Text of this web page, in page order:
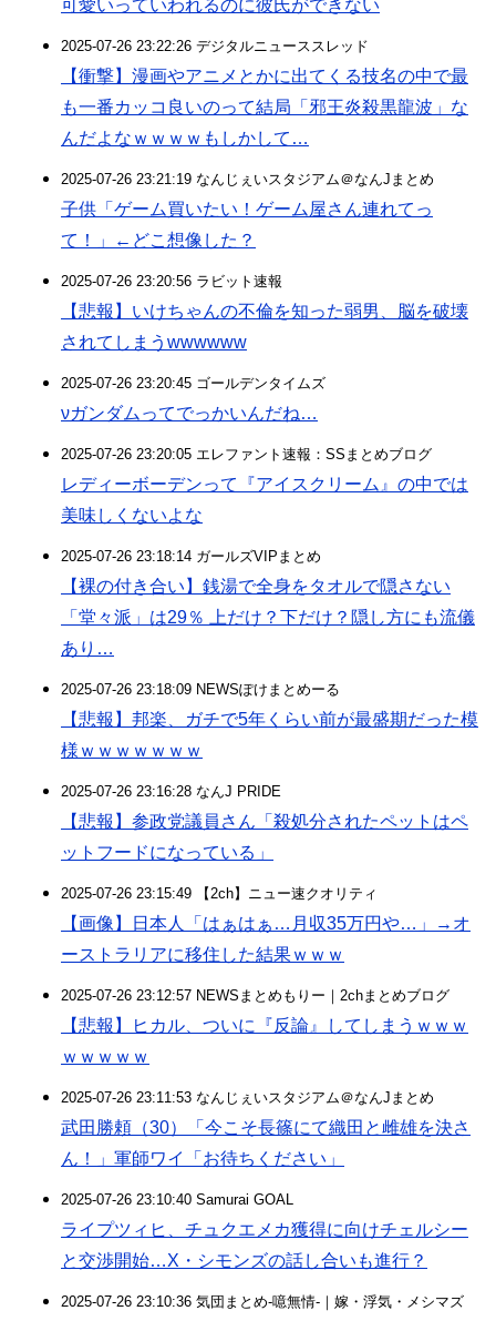
可愛いっていわれるのに彼氏ができない
2025-07-26 23:22:26 デジタルニューススレッド
【衝撃】漫画やアニメとかに出てくる技名の中で最
も一番カッコ良いのって結局「邪王炎殺黒龍波」な
んだよなｗｗｗｗもしかして…
2025-07-26 23:21:19 なんじぇいスタジアム＠なんJまとめ
子供「ゲーム買いたい！ゲーム屋さん連れてっ
て！」←どこ想像した？
2025-07-26 23:20:56 ラビット速報
【悲報】いけちゃんの不倫を知った弱男、脳を破壊
されてしまうwwwwww
2025-07-26 23:20:45 ゴールデンタイムズ
νガンダムってでっかいんだね…
2025-07-26 23:20:05 エレファント速報：SSまとめブログ
レディーボーデンって『アイスクリーム』の中では
美味しくないよな
2025-07-26 23:18:14 ガールズVIPまとめ
【裸の付き合い】銭湯で全身をタオルで隠さない
「堂々派」は29％ 上だけ？下だけ？隠し方にも流儀
あり…
2025-07-26 23:18:09 NEWSぽけまとめーる
【悲報】邦楽、ガチで5年くらい前が最盛期だった模
様ｗｗｗｗｗｗｗ
2025-07-26 23:16:28 なんJ PRIDE
【悲報】参政党議員さん「殺処分されたペットはペ
ットフードになっている」
2025-07-26 23:15:49 【2ch】ニュー速クオリティ
【画像】日本人「はぁはぁ…月収35万円や…」→オ
ーストラリアに移住した結果ｗｗｗ
2025-07-26 23:12:57 NEWSまとめもりー｜2chまとめブログ
【悲報】ヒカル、ついに『反論』してしまうｗｗｗ
ｗｗｗｗｗ
2025-07-26 23:11:53 なんじぇいスタジアム＠なんJまとめ
武田勝頼（30）「今こそ長篠にて織田と雌雄を決さ
ん！」軍師ワイ「お待ちください」
2025-07-26 23:10:40 Samurai GOAL
ライプツィヒ、チュクエメカ獲得に向けチェルシー
と交渉開始…X・シモンズの話し合いも進行？
2025-07-26 23:10:36 気団まとめ-噫無情-｜嫁・浮気・メシマズ